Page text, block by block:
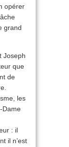
opérer
grand
Joseph
que
de
les
Dame
: il
il n’est